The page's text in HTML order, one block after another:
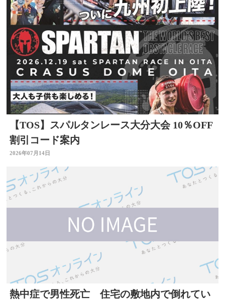
【TOS】スパルタンレース大分大会 10％OFF
割引コード案内
2026年07月14日
熱中症で男性死亡 住宅の敷地内で倒れてい